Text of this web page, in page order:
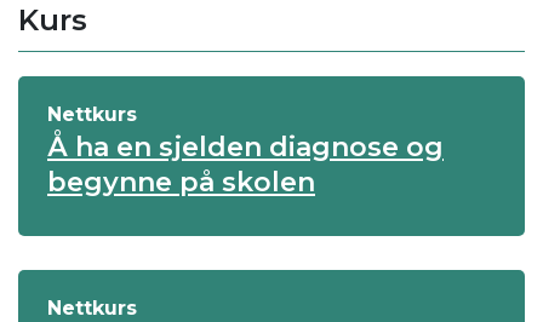
Kurs
Nettkurs
Å ha en sjelden diagnose og
begynne på skolen
Nettkurs